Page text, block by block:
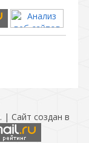
. | Сайт создан в